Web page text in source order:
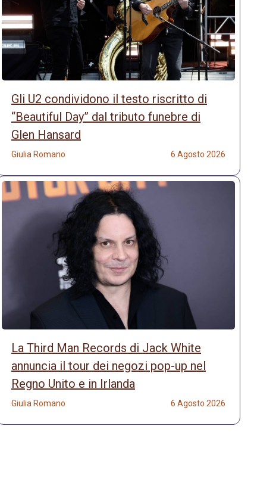
Gli U2 condividono il testo riscritto di
“Beautiful Day” dal tributo funebre di
Glen Hansard
Giulia Romano 6 Agosto 2026
La Third Man Records di Jack White
annuncia il tour dei negozi pop-up nel
Regno Unito e in Irlanda
Giulia Romano 6 Agosto 2026